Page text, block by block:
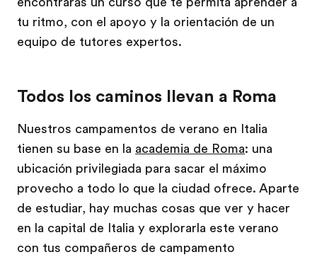
tu ritmo, con el apoyo y la orientación de un
equipo de tutores expertos.
Todos los caminos llevan a Roma
Nuestros campamentos de verano en Italia
tienen su base en la academia de Roma: una
ubicación privilegiada para sacar el máximo
provecho a todo lo que la ciudad ofrece. Aparte
de estudiar, hay muchas cosas que ver y hacer
en la capital de Italia y explorarla este verano
con tus compañeros de campamento